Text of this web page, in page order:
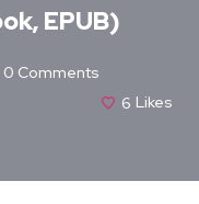
EPUB)
0 Comments
6 Likes